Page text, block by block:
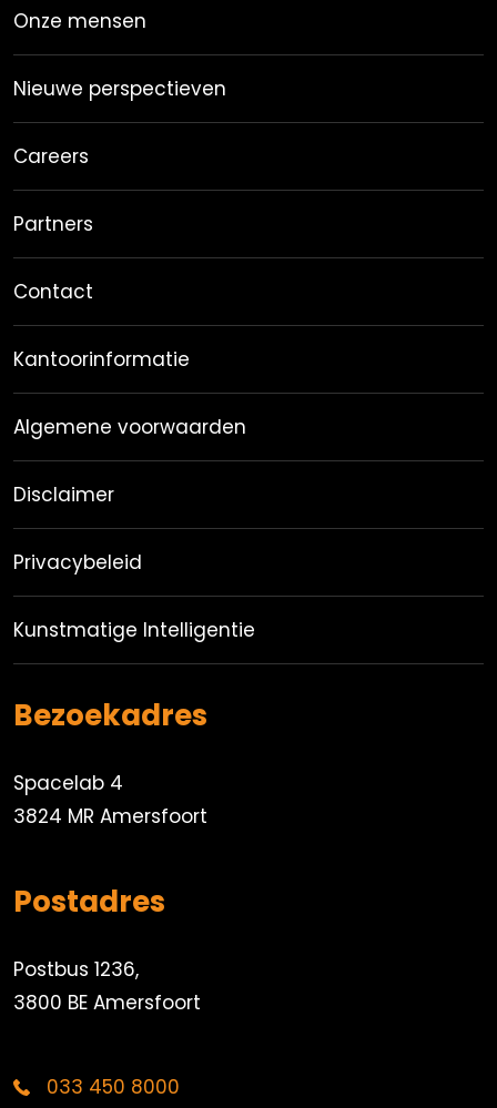
Onze mensen
Nieuwe perspectieven
Careers
Partners
Contact
Kantoorinformatie
Algemene voorwaarden
Disclaimer
Privacybeleid
Kunstmatige Intelligentie
Bezoekadres
Spacelab 4
3824 MR Amersfoort
Postadres
Postbus 1236,
3800 BE Amersfoort
033 450 8000